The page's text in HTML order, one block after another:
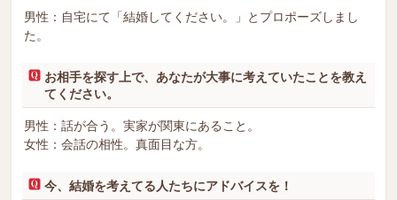
男性：自宅にて「結婚してください。」とプロポーズしまし
た。
お相手を探す上で、あなたが大事に考えていたことを教え
てください。
男性：話が合う。実家が関東にあること。
女性：会話の相性。真面目な方。
今、結婚を考えてる人たちにアドバイスを！